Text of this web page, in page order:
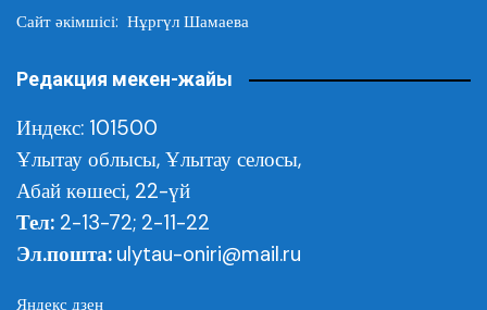
Сайт әкімшісі: Нұргүл Шамаева
Редакция мекен-жайы
Индекс: 101500
Ұлытау облысы, Ұлытау селосы,
Абай көшесі, 22-үй
Тел: 2-13-72; 2-11-22
Эл.пошта: ulytau-oniri@mail.ru
Яндекс дзен